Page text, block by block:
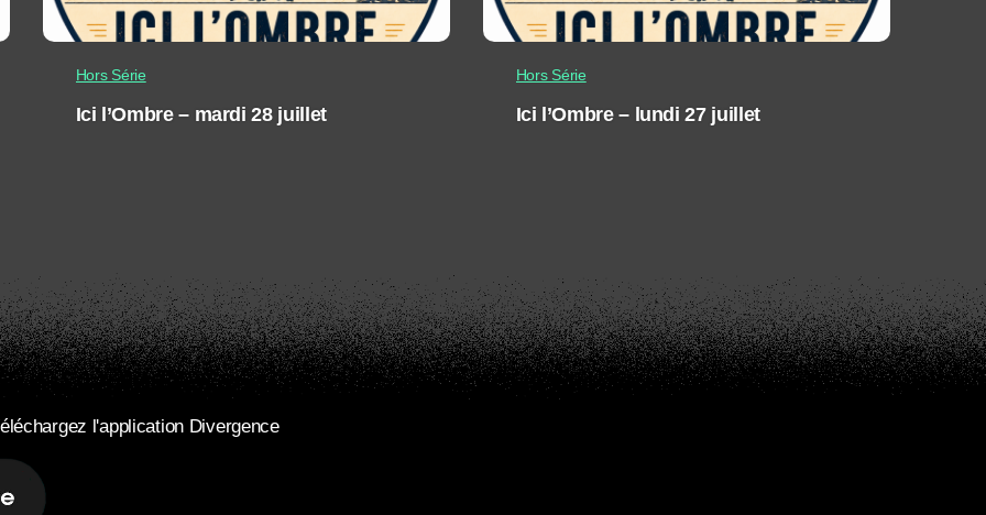
Hors Série
Ici l’Ombre – mardi 28 juillet
Hors Série
Ici l’Ombre – lundi 27 juillet
l'application Divergence